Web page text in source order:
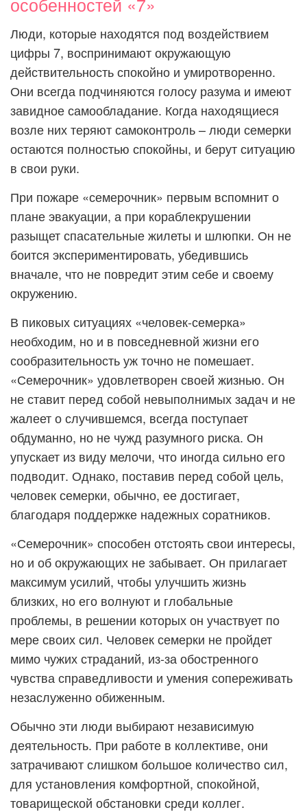
Люди, которые находятся под воздействием
цифры 7, воспринимают окружающую
действительность спокойно и умиротворенно.
Они всегда подчиняются голосу разума и имеют
завидное самообладание. Когда находящиеся
возле них теряют самоконтроль – люди семерки
остаются полностью спокойны, и берут ситуацию
в свои руки.
При пожаре «семерочник» первым вспомнит о
плане эвакуации, а при кораблекрушении
разыщет спасательные жилеты и шлюпки. Он не
боится экспериментировать, убедившись
вначале, что не повредит этим себе и своему
окружению.
В пиковых ситуациях «человек-семерка»
необходим, но и в повседневной жизни его
сообразительность уж точно не помешает.
«Семерочник» удовлетворен своей жизнью. Он
не ставит перед собой невыполнимых задач и не
жалеет о случившемся, всегда поступает
обдуманно, но не чужд разумного риска. Он
упускает из виду мелочи, что иногда сильно его
подводит. Однако, поставив перед собой цель,
человек семерки, обычно, ее достигает,
благодаря поддержке надежных соратников.
«Семерочник» способен отстоять свои интересы,
но и об окружающих не забывает. Он прилагает
максимум усилий, чтобы улучшить жизнь
близких, но его волнуют и глобальные
проблемы, в решении которых он участвует по
мере своих сил. Человек семерки не пройдет
мимо чужих страданий, из-за обостренного
чувства справедливости и умения сопереживать
незаслуженно обиженным.
Обычно эти люди выбирают независимую
деятельность. При работе в коллективе, они
затрачивают слишком большое количество сил,
для установления комфортной, спокойной,
товарищеской обстановки среди коллег.